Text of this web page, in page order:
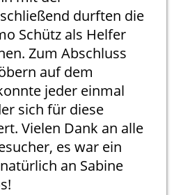
durften die
Schütz als Helfer
Zum Abschluss
auf dem
jeder einmal
sich für diese
Vielen Dank an alle
es war ein
an Sabine